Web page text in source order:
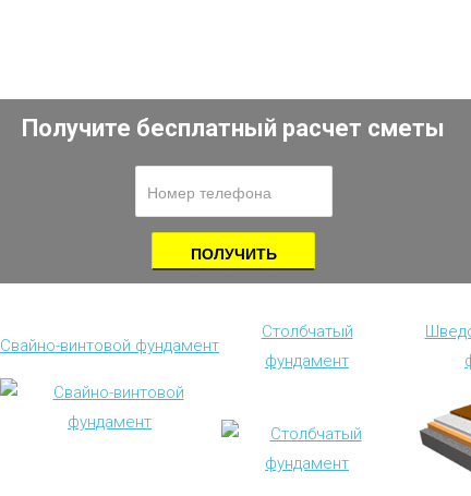
Получите бесплатный расчет сметы
Свайно-винтовой фундамент
Столбчатый
фундамент